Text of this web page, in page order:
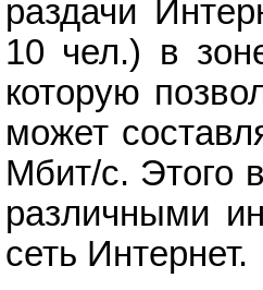
раздачи
10 чел.) в
которую
может
Мбит/с. Этого
различными
сеть Интернет.